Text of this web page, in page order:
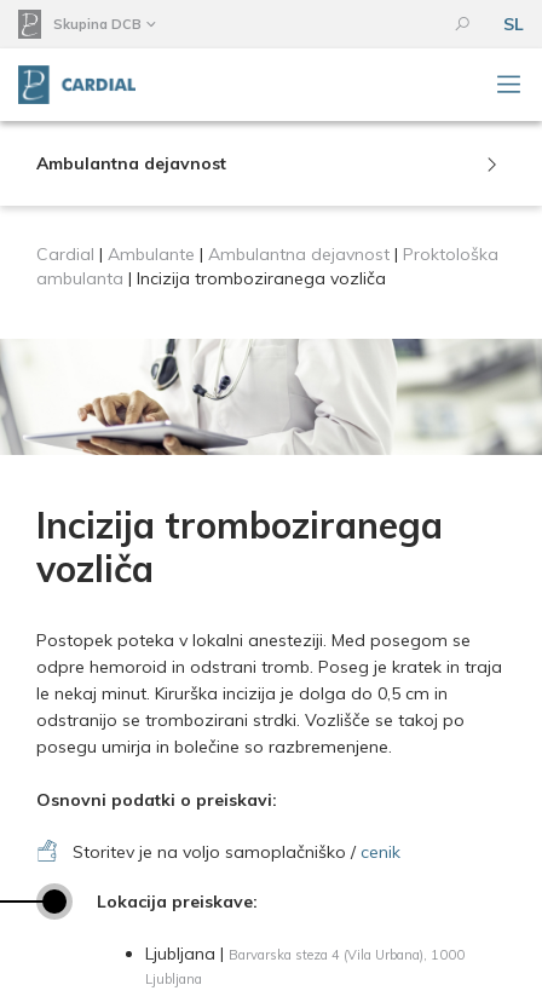
Skupina DCB SL
Ambulantna dejavnost
Cardial | Ambulante | Ambulantna dejavnost | Proktološka
ambulanta | Incizija tromboziranega vozliča
Incizija tromboziranega
vozliča
Postopek poteka v lokalni anesteziji. Med posegom se
odpre hemoroid in odstrani tromb. Poseg je kratek in traja
le nekaj minut. Kirurška incizija je dolga do 0,5 cm in
odstranijo se trombozirani strdki. Vozlišče se takoj po
posegu umirja in bolečine so razbremenjene.
Osnovni podatki o preiskavi:
Storitev je na voljo samoplačniško /cenik
Lokacija preiskave:
Ljubljana | Barvarska steza 4 (Vila Urbana), 1000
Ljubljana